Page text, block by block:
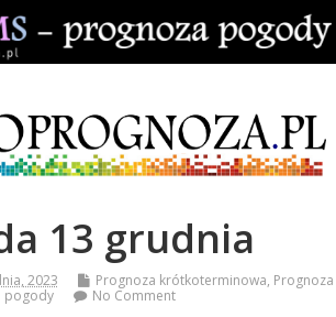
13 grudnia
2023 Prognoza krótkoterminowa, Prognoza
pogody
No Comment